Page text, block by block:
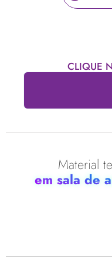
CLIQUE
Material
em sala de